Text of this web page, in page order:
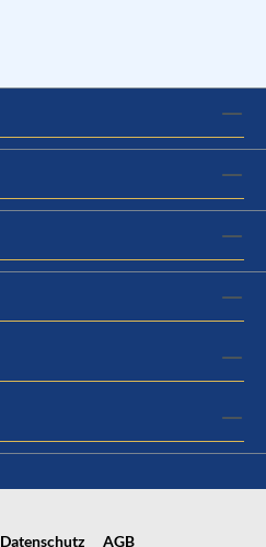
Datenschutz AGB